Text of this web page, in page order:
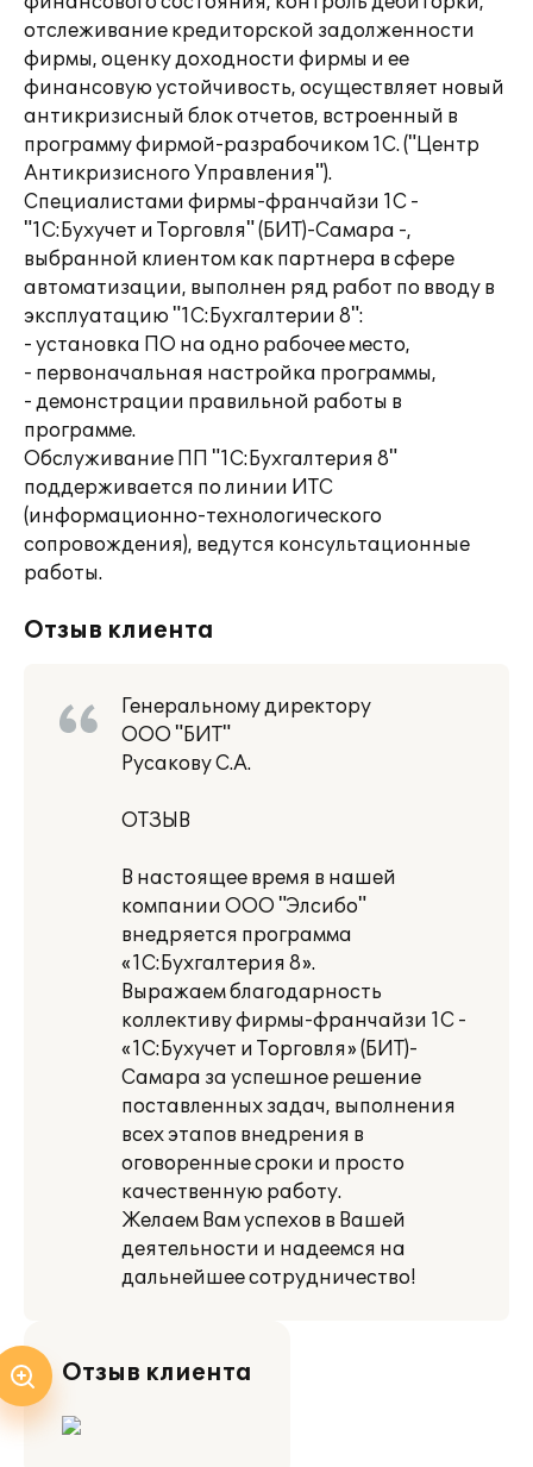
отслеживание кредиторской задолженности
фирмы, оценку доходности фирмы и ее
финансовую устойчивость, осуществляет новый
антикризисный блок отчетов, встроенный в
программу фирмой-разрабочиком 1С. ("Центр
Антикризисного Управления").
Специалистами фирмы-франчайзи 1С -
"1С:Бухучет и Торговля" (БИТ)-Самара -,
выбранной клиентом как партнера в сфере
автоматизации, выполнен ряд работ по вводу в
эксплуатацию "1С:Бухгалтерии 8":
- установка ПО на одно рабочее место,
- первоначальная настройка программы,
- демонстрации правильной работы в
программе.
Обслуживание ПП "1С:Бухгалтерия 8"
поддерживается по линии ИТС
(информационно-технологического
сопровождения), ведутся консультационные
работы.
Отзыв клиента
Генеральному директору
ООО "БИТ"
Русакову С.А.
ОТЗЫВ
В настоящее время в нашей
компании ООО "Элсибо"
внедряется программа
«1С:Бухгалтерия 8».
Выражаем благодарность
коллективу фирмы-франчайзи 1С -
«1С:Бухучет и Торговля» (БИТ)-
Самара за успешное решение
поставленных задач, выполнения
всех этапов внедрения в
оговоренные сроки и просто
качественную работу.
Желаем Вам успехов в Вашей
деятельности и надеемся на
дальнейшее сотрудничество!
Отзыв клиента